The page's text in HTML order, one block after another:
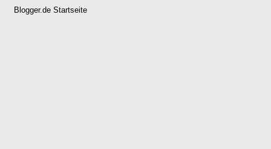
Blogger.de Startseite